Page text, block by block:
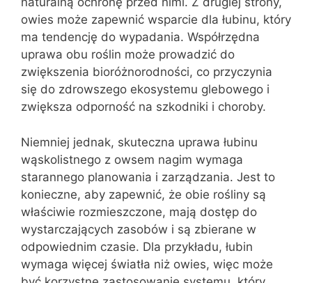
owies może zapewnić wsparcie dla łubinu, który
ma tendencję do wypadania. Współrzędna
uprawa obu roślin może prowadzić do
zwiększenia bioróżnorodności, co przyczynia
się do zdrowszego ekosystemu glebowego i
zwiększa odporność na szkodniki i choroby.
Niemniej jednak, skuteczna uprawa łubinu
wąskolistnego z owsem nagim wymaga
starannego planowania i zarządzania. Jest to
konieczne, aby zapewnić, że obie rośliny są
właściwie rozmieszczone, mają dostęp do
wystarczających zasobów i są zbierane w
odpowiednim czasie. Dla przykładu, łubin
wymaga więcej światła niż owies, więc może